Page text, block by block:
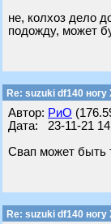
не, колхоз дело
подожду, может
Re: suzuki df140 ногу
Автор: РиО
Дата: 23-11-21
Свап может быть
Re: suzuki df140 ногу